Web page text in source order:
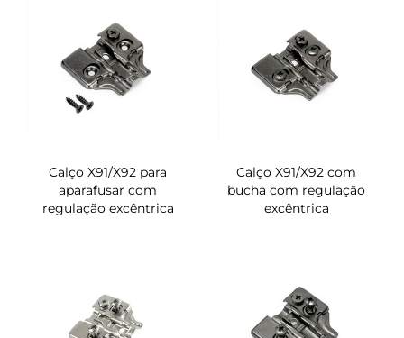
Calço X91/X92 para
aparafusar com
regulação excêntrica
Calço X91/X92 com
bucha com regulação
excêntrica